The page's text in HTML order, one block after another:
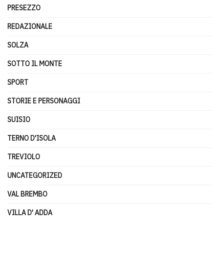
PRESEZZO
REDAZIONALE
SOLZA
SOTTO IL MONTE
SPORT
STORIE E PERSONAGGI
SUISIO
TERNO D'ISOLA
TREVIOLO
UNCATEGORIZED
VAL BREMBO
VILLA D' ADDA